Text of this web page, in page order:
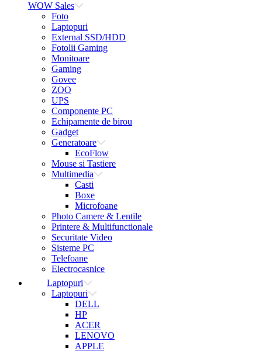
WOW Sales
Foto
Laptopuri
External SSD/HDD
Fotolii Gaming
Monitoare
Gaming
Govee
ZOO
UPS
Componente PC
Echipamente de birou
Gadget
Generatoare
EcoFlow
Mouse si Tastiere
Multimedia
Casti
Boxe
Microfoane
Photo Camere & Lentile
Printere & Multifunctionale
Securitate Video
Sisteme PC
Telefoane
Electrocasnice
Laptopuri
Laptopuri
DELL
HP
ACER
LENOVO
APPLE